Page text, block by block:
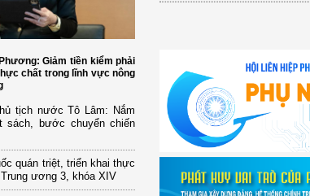
Giảm tiền kiểm phải
chất trong lĩnh vực nông
tịch nước Tô Lâm: Nắm
sách, bước chuyển chiến
quán triệt, triển khai thực
ương 3, khóa XIV